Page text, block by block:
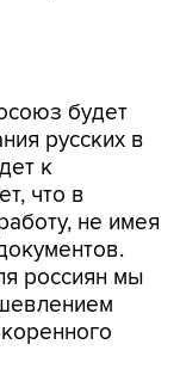
будет
русских в
к
что в
не имея
россиян мы